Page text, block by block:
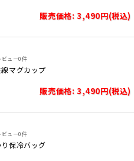
販売価格: 3,490円(税込)
ビュー0件
マグカップ
販売価格: 3,490円(税込)
ビュー0件
保冷バッグ